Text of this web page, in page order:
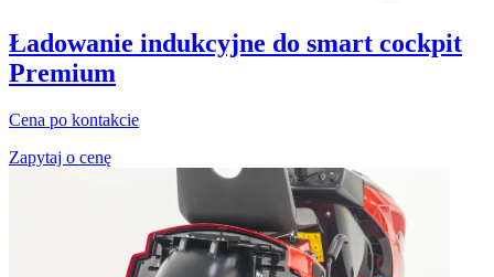
Ładowanie indukcyjne do smart cockpit
Premium
Cena po kontakcie
Zapytaj o cenę